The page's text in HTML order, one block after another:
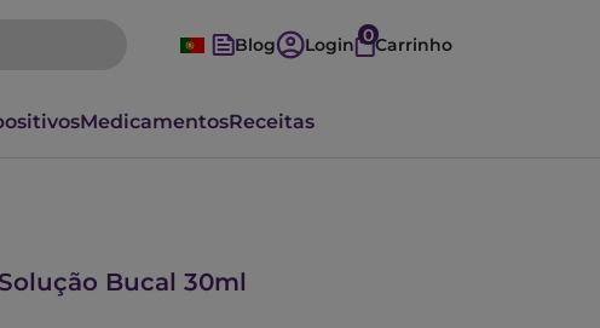
Blog Login 0Carrinho
MedicamentosReceitas
Bucal 30ml